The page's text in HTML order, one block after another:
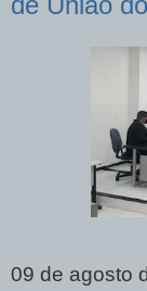
09 de agosto